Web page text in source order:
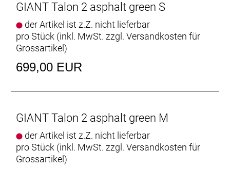
GIANT Talon 2 asphalt green S
der Artikel ist z.Z. nicht lieferbar
pro Stück (inkl. MwSt. zzgl. Versandkosten für
Grossartikel)
699,00 EUR
GIANT Talon 2 asphalt green M
der Artikel ist z.Z. nicht lieferbar
pro Stück (inkl. MwSt. zzgl. Versandkosten für
Grossartikel)